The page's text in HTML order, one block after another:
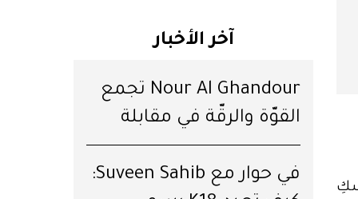
آخر الأخبار
Nour Al Ghandour تجمع
القوّة والرقّة في مقابلة
خاصّة
في حوار مع Suveen Sahib: